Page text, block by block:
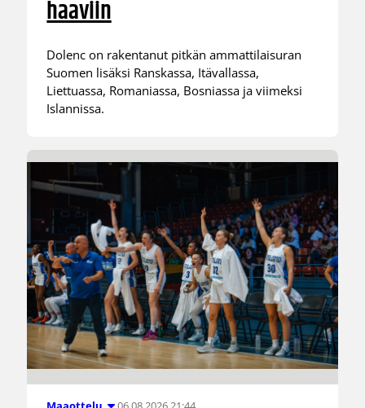
haaviin
Dolenc on rakentanut pitkän ammattilaisuran
Suomen lisäksi Ranskassa, Itävallassa,
Liettuassa, Romaniassa, Bosniassa ja viimeksi
Islannissa.